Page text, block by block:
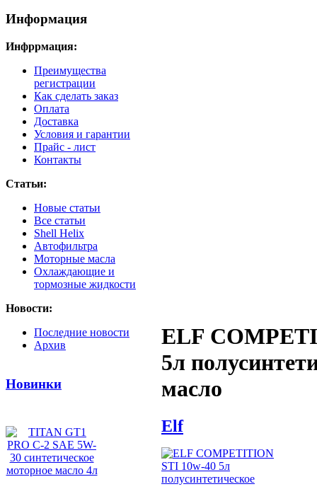
Информация
Инфррмация:
Преимущества
регистрации
Как сделать заказ
Оплата
Доставка
Условия и гарантии
Прайс - лист
Контакты
Статьи:
Новые статьи
Все статьи
Shell Helix
Автофильтра
Моторные масла
Охлаждающие и
тормозные жидкости
Новости:
Последние новости
Архив
Новинки
ELF
5л
масло
Elf